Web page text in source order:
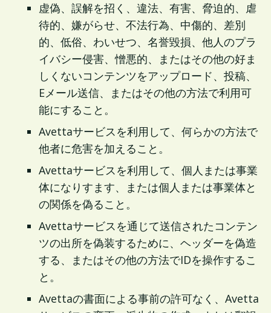
虚偽、誤解を招く、違法、有害、脅迫的、虐
待的、嫌がらせ、不法行為、中傷的、差別
的、低俗、わいせつ、名誉毀損、他人のプラ
イバシー侵害、憎悪的、またはその他の好ま
しくないコンテンツをアップロード、投稿、
Eメール送信、またはその他の方法で利用可
能にすること。
Avettaサービスを利用して、何らかの方法で
他者に危害を加えること。
Avettaサービスを利用して、個人または事業
体になりすます、または個人または事業体と
の関係を偽ること。
Avettaサービスを通じて送信されたコンテン
ツの出所を偽装するために、ヘッダーを偽造
する、またはその他の方法でIDを操作するこ
と。
Avettaの書面による事前の許可なく、Avetta